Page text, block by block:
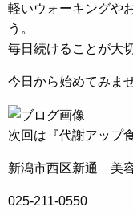
軽いウォーキングや
う。
毎日続けることが大切
今日から始めてみま
次回は『代謝アップ
新潟市西区新通 美
025-211-0550